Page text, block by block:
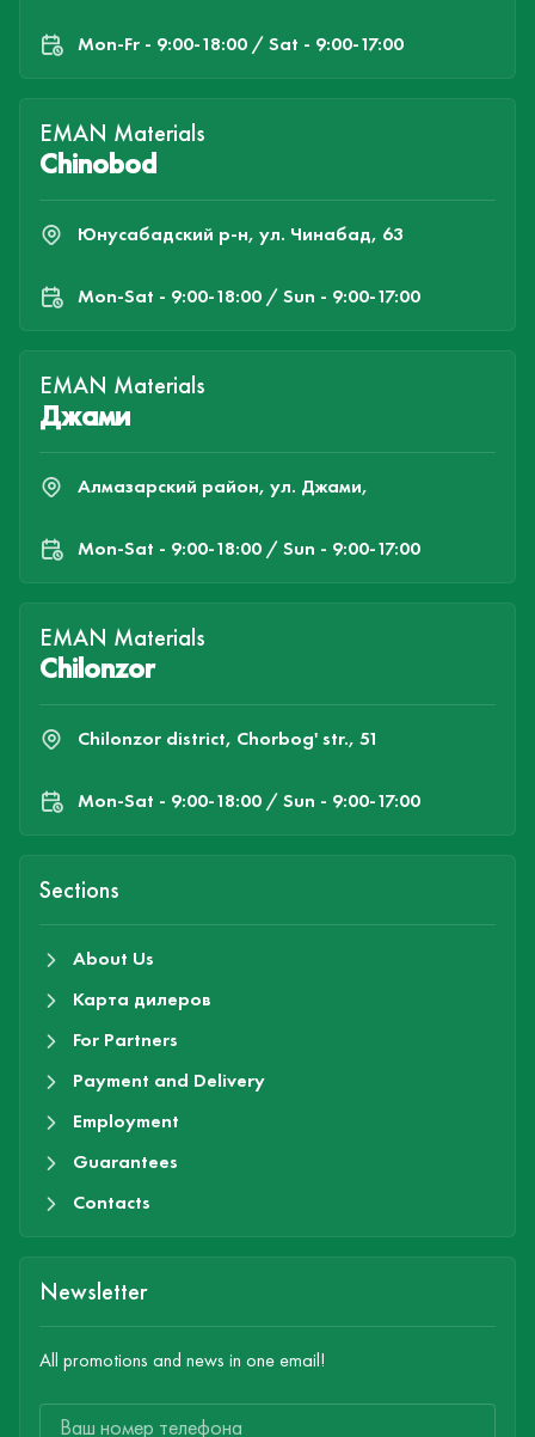
Mon-Fr - 9:00-18:00 / Sat - 9:00-17:00
EMAN Materials
Chinobod
Юнусабадский р-н, ул. Чинабад, 63
Mon-Sat - 9:00-18:00 / Sun - 9:00-17:00
EMAN Materials
Джами
Алмазарский район, ул. Джами,
Mon-Sat - 9:00-18:00 / Sun - 9:00-17:00
EMAN Materials
Chilonzor
Chilonzor district, Chorbog' str., 51
Mon-Sat - 9:00-18:00 / Sun - 9:00-17:00
Sections
About Us
Карта дилеров
For Partners
Payment and Delivery
Employment
Guarantees
Contacts
Newsletter
All promotions and news in one email!